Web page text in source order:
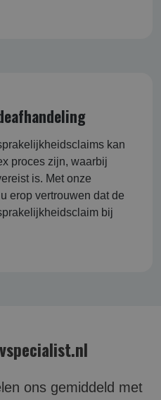
kan
proces zijn, waarbij
is. Met onze
erop vertrouwen dat de
bij
ons gemiddeld met